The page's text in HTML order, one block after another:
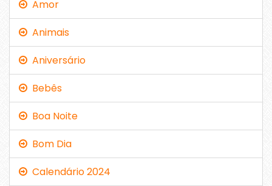
Amor
Animais
Aniversário
Bebês
Boa Noite
Bom Dia
Calendário 2024